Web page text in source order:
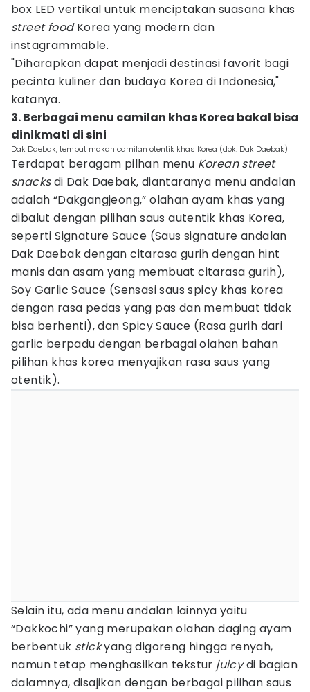
box LED vertikal untuk menciptakan suasana khas
street foodKorea yang modern dan
instagrammable.
"Diharapkan dapat menjadi destinasi favorit bagi
pecinta kuliner dan budaya Korea di Indonesia,"
katanya.
3. Berbagai menu camilan khas Korea bakal bisa
dinikmati di sini
Dak Daebak, tempat makan camilan otentik khas Korea (dok. Dak Daebak)
Terdapat beragam pilhan menu Korean street
snacksdi Dak Daebak, diantaranya menu andalan
adalah “Dakgangjeong,” olahan ayam khas yang
dibalut dengan pilihan saus autentik khas Korea,
seperti Signature Sauce (Saus signature andalan
Dak Daebak dengan citarasa gurih dengan hint
manis dan asam yang membuat citarasa gurih),
Soy Garlic Sauce (Sensasi saus spicy khas korea
dengan rasa pedas yang pas dan membuat tidak
bisa berhenti), dan Spicy Sauce (Rasa gurih dari
garlic berpadu dengan berbagai olahan bahan
pilihan khas korea menyajikan rasa saus yang
otentik).
Selain itu, ada menu andalan lainnya yaitu
“Dakkochi” yang merupakan olahan daging ayam
berbentuk stickyang digoreng hingga renyah,
namun tetap menghasilkan tekstur juicydi bagian
dalamnya, disajikan dengan berbagai pilihan saus